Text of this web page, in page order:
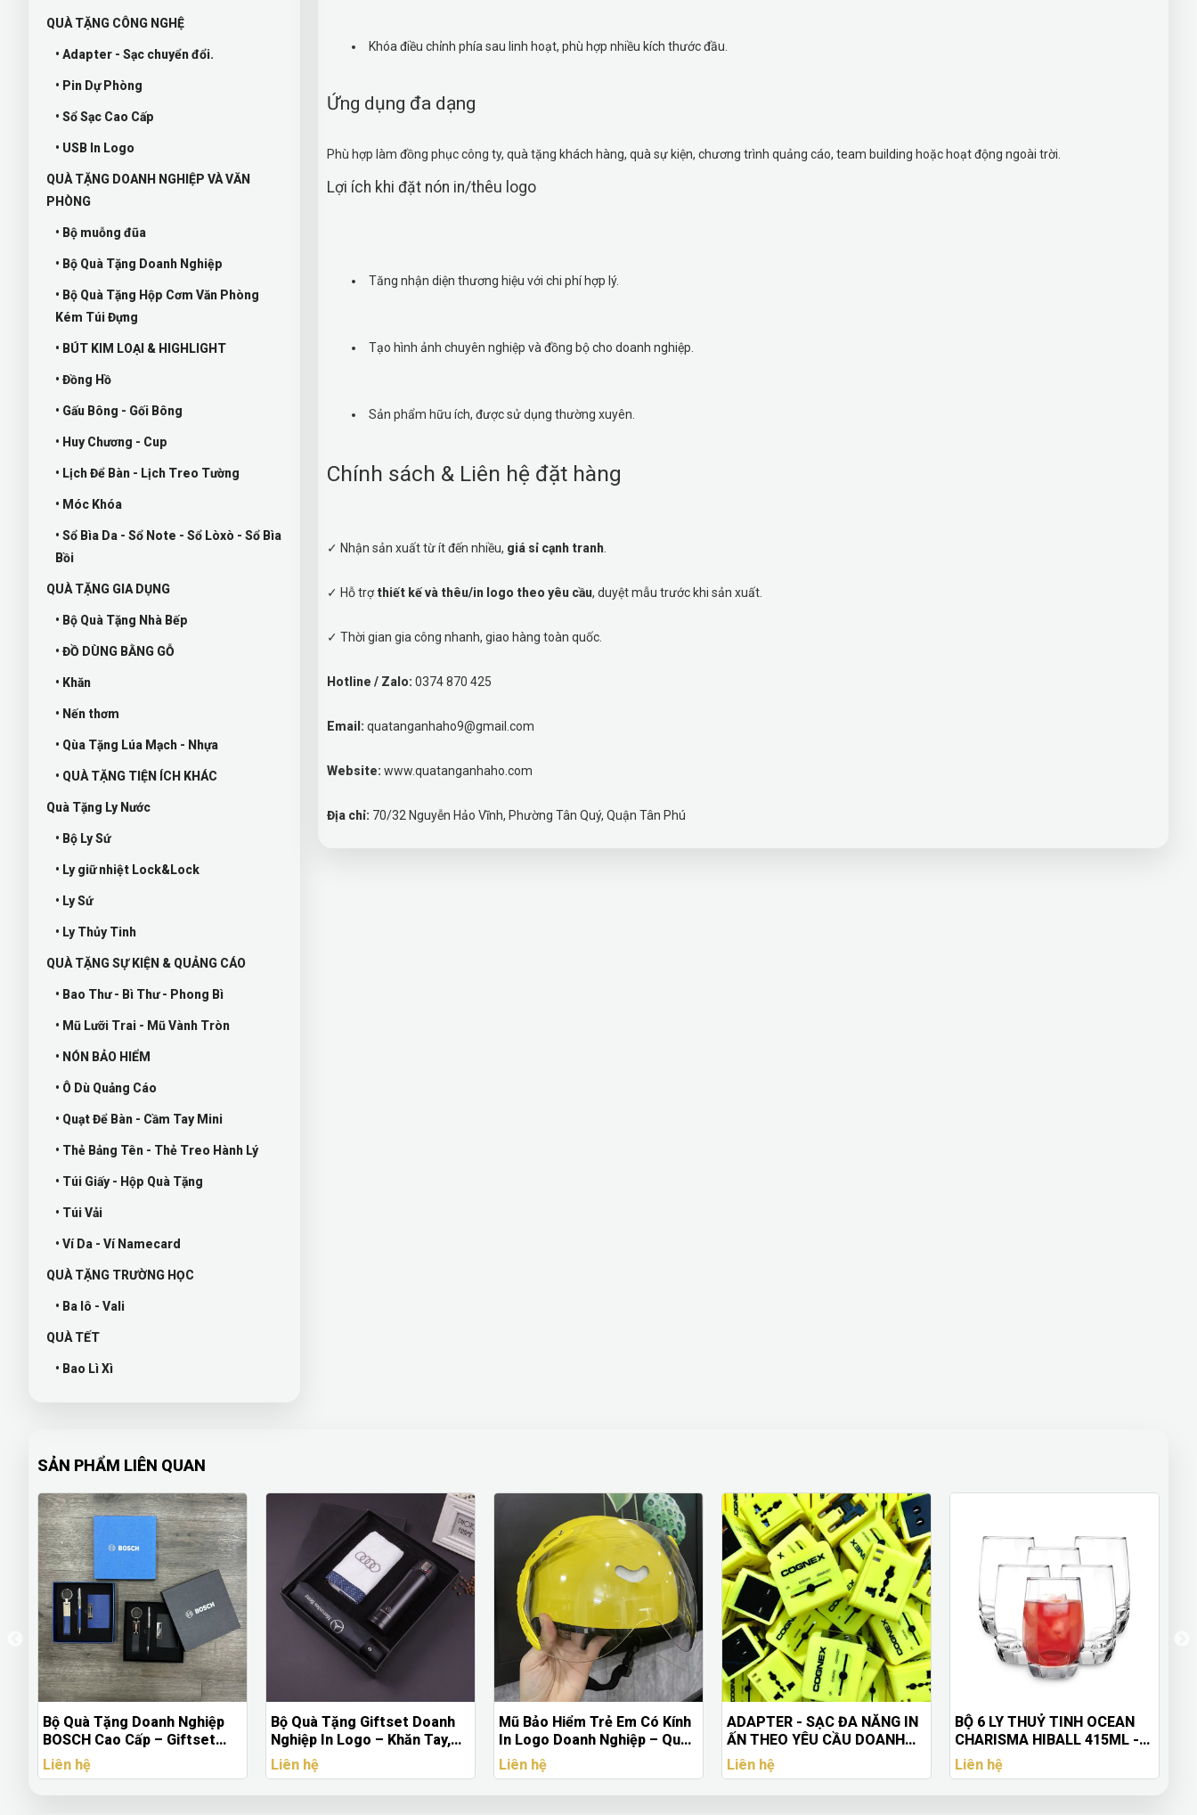
QUÀ TẶNG CÔNG NGHỆ
• Adapter - Sạc chuyển đổi.
• Pin Dự Phòng
• Sổ Sạc Cao Cấp
• USB In Logo
QUÀ TẶNG DOANH NGHIỆP VÀ VĂN
PHÒNG
• Bộ muỗng đũa
• Bộ Quà Tặng Doanh Nghiệp
• Bộ Quà Tặng Hộp Cơm Văn Phòng
Kém Túi Đựng
• BÚT KIM LOẠI & HIGHLIGHT
• Đồng Hồ
• Gấu Bông - Gối Bông
• Huy Chương - Cup
• Lịch Để Bàn - Lịch Treo Tường
• Móc Khóa
• Sổ Bìa Da - Sổ Note - Sổ Lòxò - Sổ Bìa
Bồi
QUÀ TẶNG GIA DỤNG
• Bộ Quà Tặng Nhà Bếp
• ĐỒ DÙNG BẰNG GỖ
• Khăn
• Nến thơm
• Qùa Tặng Lúa Mạch - Nhựa
• QUÀ TẶNG TIỆN ÍCH KHÁC
Quà Tặng Ly Nước
• Bộ Ly Sứ
• Ly giữ nhiệt Lock&Lock
• Ly Sứ
• Ly Thủy Tinh
QUÀ TẶNG SỰ KIỆN & QUẢNG CÁO
• Bao Thư - Bì Thư - Phong Bì
• Mũ Lưỡi Trai - Mũ Vành Tròn
• NÓN BẢO HIỂM
• Ô Dù Quảng Cáo
• Quạt Để Bàn - Cầm Tay Mini
• Thẻ Bảng Tên - Thẻ Treo Hành Lý
• Túi Giấy - Hộp Quà Tặng
• Túi Vải
• Ví Da - Ví Namecard
QUÀ TẶNG TRƯỜNG HỌC
• Ba lô - Vali
QUÀ TẾT
• Bao Lì Xì
Khóa điều chỉnh phía sau linh hoạt, phù hợp nhiều kích thước đầu.
Ứng dụng đa dạng
Phù hợp làm đồng phục công ty, quà tặng khách hàng, quà sự kiện, chương trình quảng cáo, team building hoặc hoạt động ngoài trời.
Lợi ích khi đặt nón in/thêu logo
Tăng nhận diện thương hiệu với chi phí hợp lý.
Tạo hình ảnh chuyên nghiệp và đồng bộ cho doanh nghiệp.
Sản phẩm hữu ích, được sử dụng thường xuyên.
Chính sách & Liên hệ đặt hàng
✓ Nhận sản xuất từ ít đến nhiều, giá sỉ cạnh tranh
✓ Hỗ trợthiết kế và thêu/in logo theo yêu cầu, duyệt mẫu trước khi sản xuất.
✓ Thời gian gia công nhanh, giao hàng toàn quốc.
Hotline / Zalo: 0374 870 425
Email: quatanganhaho9@gmail.com
Website: www.quatanganhaho.com
Địa chỉ: 70/32 Nguyễn Hảo Vĩnh, Phường Tân Quý, Quận Tân Phú
SẢN PHẨM LIÊN QUAN
Bộ Quà Tặng Giftset Doanh
Nghiệp In Logo – Khăn Tay,
Dù, Bình Giữ Nhiệt Inox 304
Cao Cấp
Liên hệ
Mũ Bảo Hiểm Trẻ Em Có Kính
In Logo Doanh Nghiệp – Quà
Tặng Theo Yêu Cầu
Liên hệ
ADAPTER - SẠC ĐA NĂNG IN
ẤN THEO YÊU CẦU DOANH
NGHIỆP
Liên hệ
BỘ 6 LY THUỶ TINH OCEAN
CHARISMA HIBALL 415ML -
5B1711506G0000
Liên hệ
Set Quà Tặng Doanh Nghiệp
Cao Cấp: Sổ Da – Bút Ký –
USB
Liên hệ